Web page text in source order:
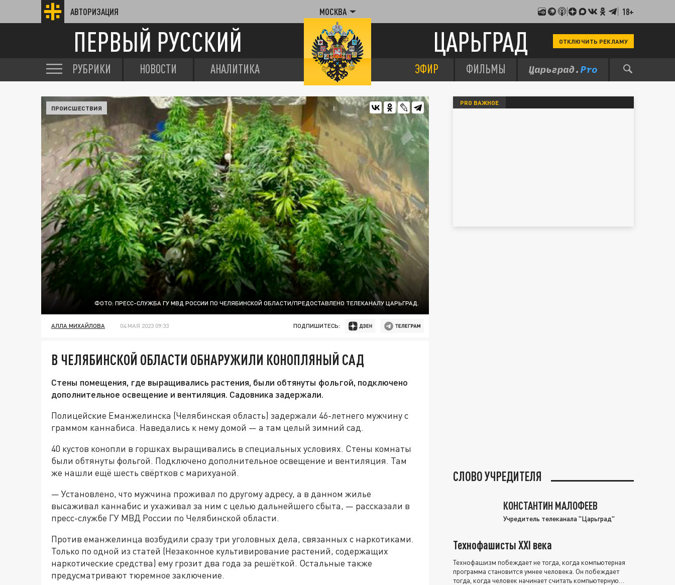
АВТОРИЗАЦИЯ МОСКВА 18+
ПЕРВЫЙ РУССКИЙ ЦАРЬГРАД ОТКЛЮЧИТЬ РЕКЛАМУ
РУБРИКИ НОВОСТИ АНАЛИТИКА ЭФИР ФИЛЬМЫ
ФОТО: ПРЕСС-СЛУЖБА ГУ МВД РОССИИ ПО ЧЕЛЯБИНСКОЙ ОБЛАСТИ/ПРЕДОСТАВЛЕНО ТЕЛЕКАНАЛУ ЦАРЬГРАД.
ПРОИСШЕСТВИЯ
АЛЛА МИХАЙЛОВА 04 МАЯ 2023 09:33 ПОДПИШИТЕСЬ:
В ЧЕЛЯБИНСКОЙ ОБЛАСТИ ОБНАРУЖИЛИ КОНОПЛЯНЫЙ САД
Стены помещения, где выращивались растения, были обтянуты фольгой, подключено
дополнительное освещение и вентиляция. Садовника задержали.
Полицейские Еманжелинска (Челябинская область) задержали 46-летнего мужчину с
граммом каннабиса. Наведались к нему домой — а там целый зимний сад.
40 кустов конопли в горшках выращивались в специальных условиях. Стены комнаты
были обтянуты фольгой. Подключено дополнительное освещение и вентиляция. Там
же нашли ещё шесть свёртков с марихуаной.
— Установлено, что мужчина проживал по другому адресу, а в данном жилье
высаживал каннабис и ухаживал за ним с целью дальнейшего сбыта, — рассказали в
пресс-службе ГУ МВД России по Челябинской области.
Против еманжелинца возбудили сразу три уголовных дела, связанных с наркотиками.
Только по одной из статей (Незаконное культивирование растений, содержащих
наркотические средства) ему грозит два года за решёткой. Остальные также
предусматривают тюремное заключение.
PRO ВАЖНОЕ
СЛОВО УЧРЕДИТЕЛЯ
КОНСТАНТИН МАЛОФЕЕВ
Учредитель телеканала "Царьград"
Технофашисты XXI века
Технофашизм побеждает не тогда, когда компьютерная
программа становится умнее человека. Он побеждает
тогда, когда человек начинает считать компьютерную